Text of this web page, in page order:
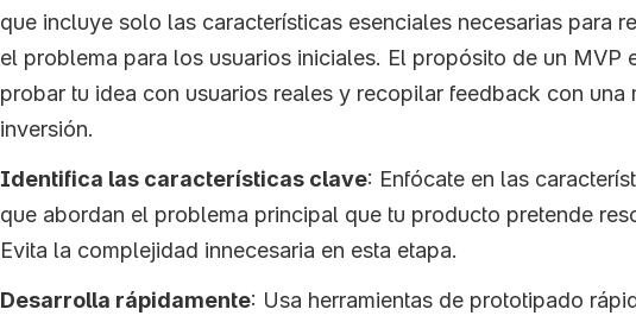
que incluye solo las características esenciales necesarias para
el problema para los usuarios iniciales. El propósito de un MVP
probar tu idea con usuarios reales y recopilar feedback con una
inversión.
Identifica las características clave: Enfócate en las
que abordan el problema principal que tu producto pretende
Evita la complejidad innecesaria en esta etapa.
Desarrolla rápidamente